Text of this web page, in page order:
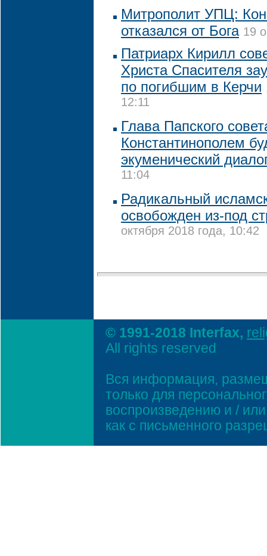
Митрополит УПЦ:
отказался от Бога 19
Патриарх Кирилл
Христа Спасителя
по погибшим в Керчи
12:11
Глава Папского
Константинополем
экуменический
11:04
Радикальный
освобожден из-под
октября 2018 года, 10:42
© 1991-2018 Interfax,
All rights reserved
Вся информация,
только для
воспроизведению и /
как с письменного